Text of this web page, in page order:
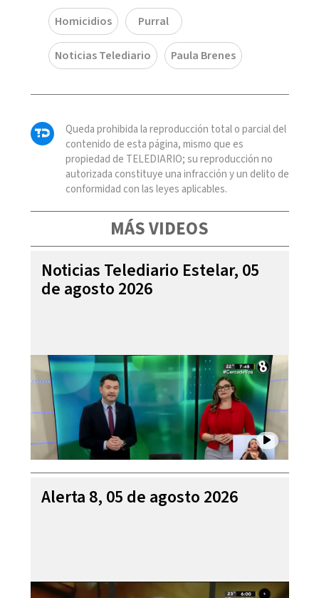
Homicidios Purral
Noticias Telediario Paula Brenes
Queda prohibida la reproducción total o parcial del
contenido de esta página, mismo que es
propiedad de TELEDIARIO; su reproducción no
autorizada constituye una infracción y un delito de
conformidad con las leyes aplicables.
MÁS VIDEOS
Noticias Telediario Estelar, 05
de agosto 2026
Alerta 8, 05 de agosto 2026